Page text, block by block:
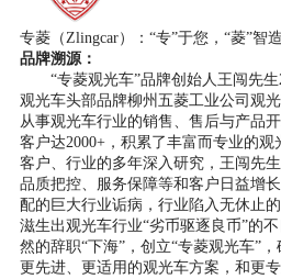
专菱（Zlingcar）：“专”于您，“菱”智造
品牌溯源：
“专菱观光车”品牌创始人王闯先生
观光车头部品牌柳州五菱工业公司 观
从事观光车行业的销售、售后与产品
客户达2000+， 积累了丰富而专业的观
客户、行业的多年深入研究，王闯先
品质把控、服务保障等和客户日益增
配的巨大行业诟病，行业陷入无休止
滋生出观光车行业“劣币驱逐良币”的
然的辞职“下海”， 创立“专菱观光车”，
更先进、更适用的观光车方案，和更